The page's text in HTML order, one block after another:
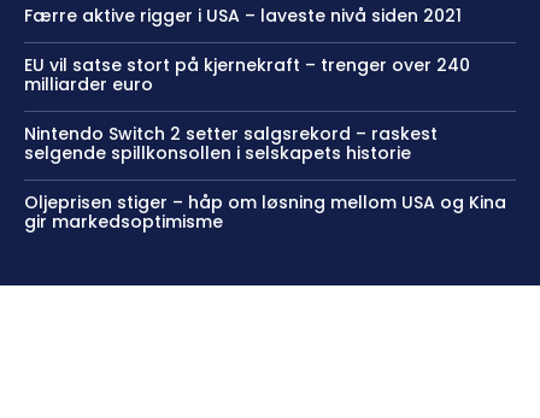
Færre aktive rigger i USA – laveste nivå siden 2021
EU vil satse stort på kjernekraft – trenger over 240
milliarder euro
Nintendo Switch 2 setter salgsrekord – raskest
selgende spillkonsollen i selskapets historie
Oljeprisen stiger – håp om løsning mellom USA og Kina
gir markedsoptimisme